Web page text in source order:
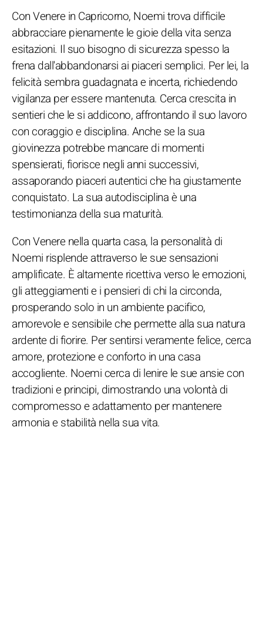
Con Venere in Capricorno, Noemi trova difficile
abbracciare pienamente le gioie della vita senza
esitazioni. Il suo bisogno di sicurezza spesso la
frena dall'abbandonarsi ai piaceri semplici. Per lei, la
felicità sembra guadagnata e incerta, richiedendo
vigilanza per essere mantenuta. Cerca crescita in
sentieri che le si addicono, affrontando il suo lavoro
con coraggio e disciplina. Anche se la sua
giovinezza potrebbe mancare di momenti
spensierati, fiorisce negli anni successivi,
assaporando piaceri autentici che ha giustamente
conquistato. La sua autodisciplina è una
testimonianza della sua maturità.
Con Venere nella quarta casa, la personalità di
Noemi risplende attraverso le sue sensazioni
amplificate. È altamente ricettiva verso le emozioni,
gli atteggiamenti e i pensieri di chi la circonda,
prosperando solo in un ambiente pacifico,
amorevole e sensibile che permette alla sua natura
ardente di fiorire. Per sentirsi veramente felice, cerca
amore, protezione e conforto in una casa
accogliente. Noemi cerca di lenire le sue ansie con
tradizioni e principi, dimostrando una volontà di
compromesso e adattamento per mantenere
armonia e stabilità nella sua vita.